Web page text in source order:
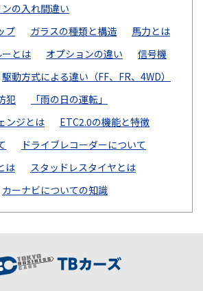
の入れ間違い
プ
ガラスの種類と構造
馬力とは
とは オプションの違い
信号機
駆動方式による違い（FF、FR、4WD）
犯
「雨の日の運転」
ンジとは
ETC2.0の機能と特徴
ドライブレコーダーについて
は
スタッドレスタイヤとは
カーナビについての知識